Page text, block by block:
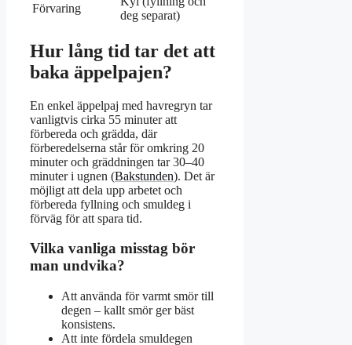
Förvaring
deg separat)
Hur lång tid tar det att
baka äppelpajen?
En enkel äppelpaj med havregryn tar
vanligtvis cirka 55 minuter att
förbereda och grädda, där
förberedelserna står för omkring 20
minuter och gräddningen tar 30–40
minuter i ugnen (Bakstunden). Det är
möjligt att dela upp arbetet och
förbereda fyllning och smuldeg i
förväg för att spara tid.
Vilka vanliga misstag bör
man undvika?
Att använda för varmt smör till
degen – kallt smör ger bäst
konsistens.
Att inte fördela smuldegen